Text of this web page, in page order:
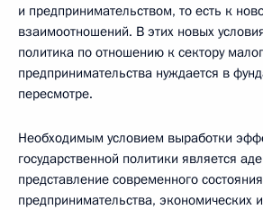
и предпринимательством, то есть к
взаимоотношений. В этих новых
политика по отношению к сектору
предпринимательства нуждается в
пересмотре.
Необходимым условием выработки
государственной политики является
представление современного
предпринимательства, экономических